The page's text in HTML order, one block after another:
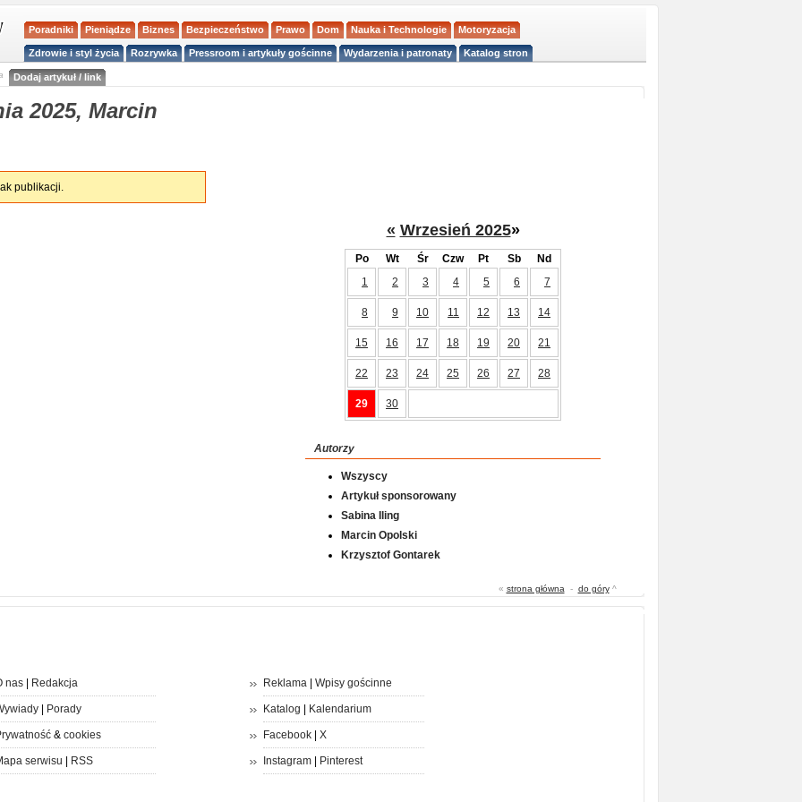
Poradniki Pieniądze Biznes Bezpieczeństwo Prawo Dom Nauka i Technologie Motoryzacja
Zdrowie i styl życia Rozrywka Pressroom i artykuły gościnne Wydarzenia i patronaty Katalog stron
Dodaj artykuł / link
2025, Marcin
publikacji.
« Wrzesień 2025»
Po Wt Śr Czw Pt Sb
Nd
1
2 3 4 5 6 7
8 9 10 11 12 13 14
15 16 17 18 19 20 21
22 23 24 25 26 27 28
29 30
Autorzy
Wszyscy
Artykuł sponsorowany
Sabina Iling
Marcin Opolski
Krzysztof Gontarek
« strona główna - do góry^
nas| Redakcja
| Porady
& cookies
serwisu RSS
Reklama| Wpisy gościnne
Katalog Kalendarium
Facebook| X
Instagram| Pinterest